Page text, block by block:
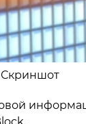
Скриншот